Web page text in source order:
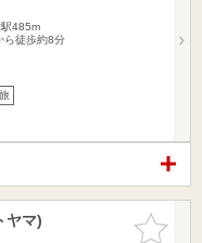
485m
ら徒歩約8分
お気に入
りに追加
ヤマ)